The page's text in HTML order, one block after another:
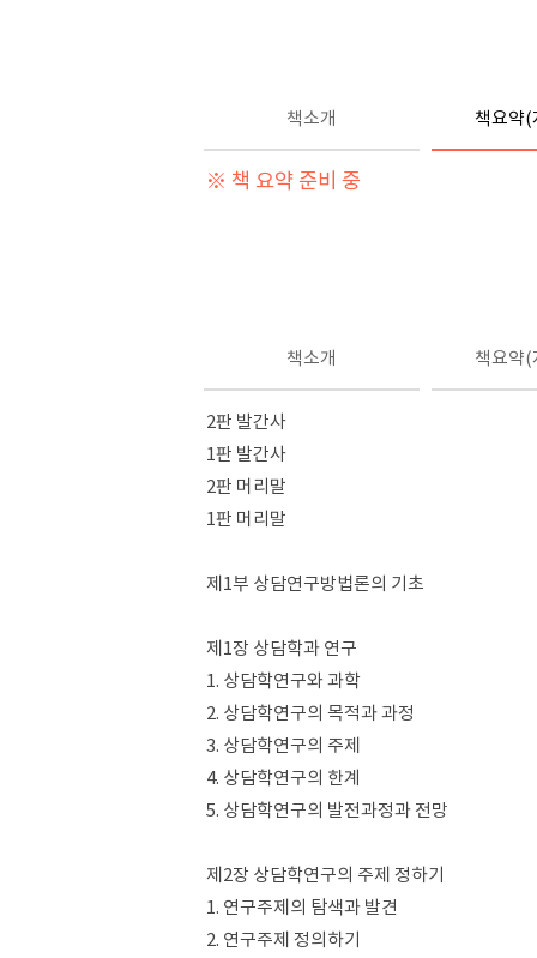
책소개 책요약(
※ 책 요약 준비 중
책소개 책요약(
2판 발간사
1판 발간사
2판 머리말
1판 머리말
제1부 상담연구방법론의 기초
제1장 상담학과 연구
1. 상담학연구와 과학
2. 상담학연구의 목적과 과정
3. 상담학연구의 주제
4. 상담학연구의 한계
5. 상담학연구의 발전과정과 전망
제2장 상담학연구의 주제 정하기
1. 연구주제의 탐색과 발견
2. 연구주제 정의하기